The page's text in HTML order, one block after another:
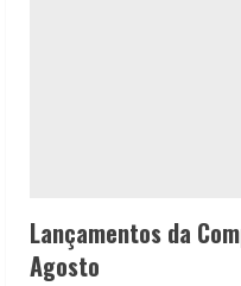
Lançamentos da
Agosto